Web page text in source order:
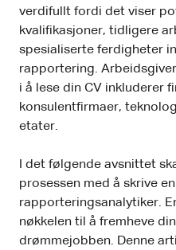
verdifullt fordi det viser
kvalifikasjoner, tidligere
spesialiserte ferdigheter
rapportering.
i å lese din CV inkluderer
konsulentfirmaer,
etater.
I det følgende avsnittet
prosessen med å skrive
rapporteringsanalytiker.
nøkkelen til å fremheve
drømmejobben. Denne